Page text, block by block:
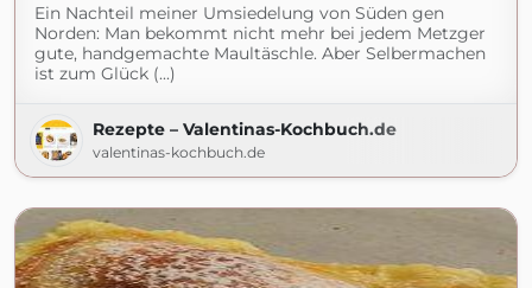
Ein Nachteil meiner Umsiedelung von Süden gen
Norden: Man bekommt nicht mehr bei jedem Metzger
gute, handgemachte Maultäschle. Aber Selbermachen
ist zum Glück (...)
Rezepte – Valentinas-Kochbuch.de
valentinas-kochbuch.de